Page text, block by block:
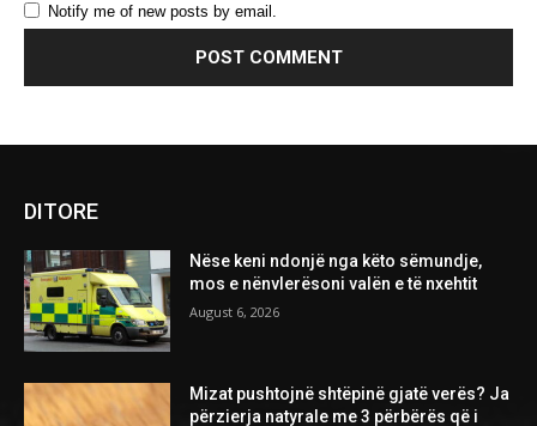
Notify me of new posts by email.
DITORE
Nëse keni ndonjë nga këto sëmundje,
mos e nënvlerësoni valën e të nxehtit
August 6, 2026
Mizat pushtojnë shtëpinë gjatë verës? Ja
përzierja natyrale me 3 përbërës që i